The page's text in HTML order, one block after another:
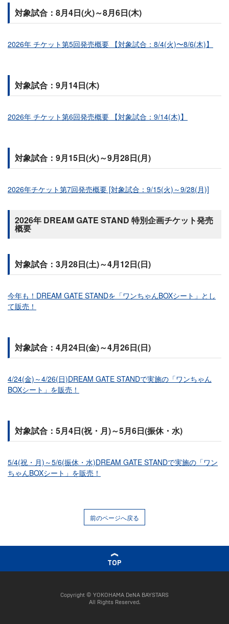
対象試合：8月4日(火)～8月6日(木)
2026年 チケット第5回発売概要 【対象試合：8/4(火)〜8/6(木)】
対象試合：9月14日(木)
2026年 チケット第6回発売概要 【対象試合：9/14(木)】
対象試合：9月15日(火)～9月28日(月)
2026年チケット第7回発売概要 [対象試合：9/15(火)～9/28(月)]
2026年 DREAM GATE STAND 特別企画チケット発売
概要
対象試合：3月28日(土)～4月12日(日)
今年も！DREAM GATE STANDを「ワンちゃんBOXシート」とし
て販売！
対象試合：4月24日(金)～4月26日(日)
4/24(金)～4/26(日)DREAM GATE STANDで実施の「ワンちゃん
BOXシート」を販売！
対象試合：5月4日(祝・月)～5月6日(振休・水)
5/4(祝・月)～5/6(振休・水)DREAM GATE STANDで実施の「ワン
ちゃんBOXシート」を販売！
前のページへ戻る
TOP
Copyright © YOKOHAMA DeNA BAYSTARS
All Rights Reserved.